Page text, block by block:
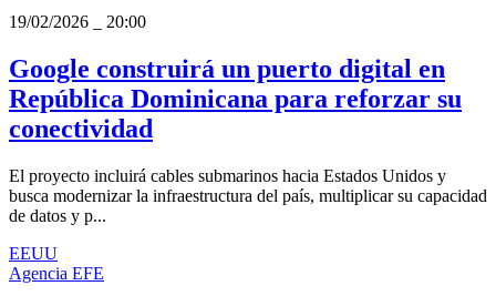
19/02/2026
20:00
Google construirá un puerto digital en
República Dominicana para reforzar su
conectividad
El proyecto incluirá cables submarinos hacia Estados Unidos y
busca modernizar la infraestructura del país, multiplicar su capacidad
de datos y p...
EEUU
Agencia EFE